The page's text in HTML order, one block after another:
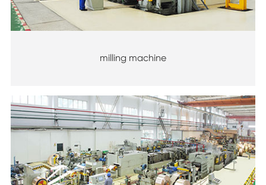
milling machine